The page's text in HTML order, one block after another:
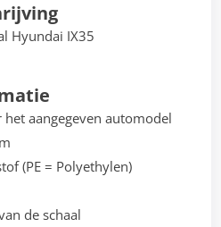
Hyundai IX35
aangegeven automodel
(PE = Polyethylen)
de schaal